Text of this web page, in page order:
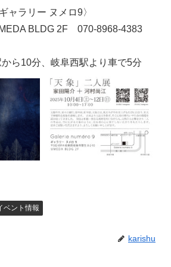
ャラリー ヌメロ9〉
BLDG 2F 070-8968-4383
ら10分、岐阜西駅より車で5分
ベント情報
karishu